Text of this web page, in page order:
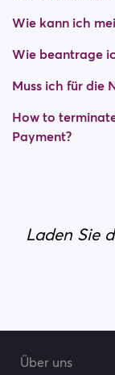
Wie kann ich
Wie beantrage
Muss ich für die
How to
Payment?
Laden Sie
Über uns